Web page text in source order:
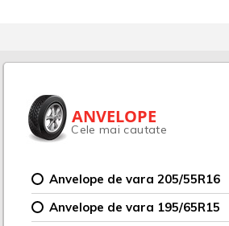
ANVELOPE
Cele mai cautate
Anvelope de vara 205/55R16
Anvelope de vara 195/65R15